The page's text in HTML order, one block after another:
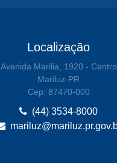
Localização
Avenida Marilia, 1920 - Centro
Mariluz-PR
Cep: 87470-000
(44) 3534-8000